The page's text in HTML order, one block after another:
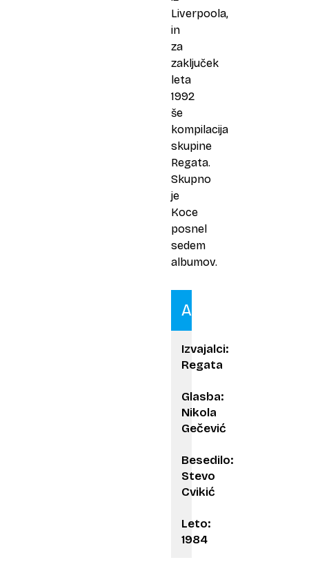
Liverpoola,
in
za
zaključek
leta
1992
še
kompilacija
skupine
Regata.
Skupno
je
Koce
posnel
sedem
albumov.
Andrea
Izvajalci:
Regata
Glasba:
Nikola
Gečević
Besedilo:
Stevo
Cvikić
Leto:
1984